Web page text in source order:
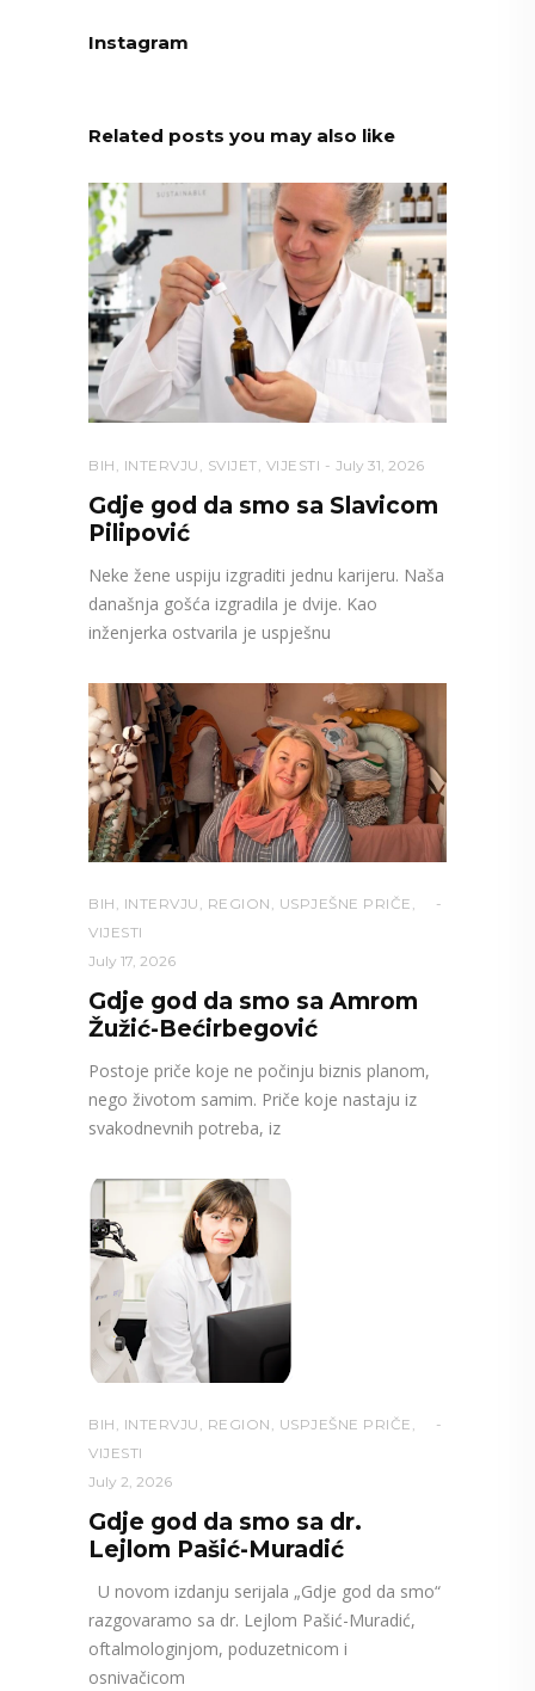
Instagram
Related posts you may also like
BIH , INTERVJU , SVIJET, VIJESTI July 31, 2026
Gdje god da smo sa Slavicom
Pilipović
Neke žene uspiju izgraditi jednu karijeru. Naša
današnja gošća izgradila je dvije. Kao
inženjerka ostvarila je uspješnu
BIH , INTERVJU , REGION , USPJEŠNE PRIČE ,
VIJESTI
July 17, 2026
Gdje god da smo sa Amrom
Žužić-Bećirbegović
Postoje priče koje ne počinju biznis planom,
nego životom samim. Priče koje nastaju iz
svakodnevnih potreba, iz
BIH , INTERVJU , REGION , USPJEŠNE PRIČE ,
VIJESTI
July 2, 2026
Gdje god da smo sa dr.
Lejlom Pašić-Muradić
U novom izdanju serijala „Gdje god da smo“
razgovaramo sa dr. Lejlom Pašić-Muradić,
oftalmologinjom, poduzetnicom i
osnivačicom